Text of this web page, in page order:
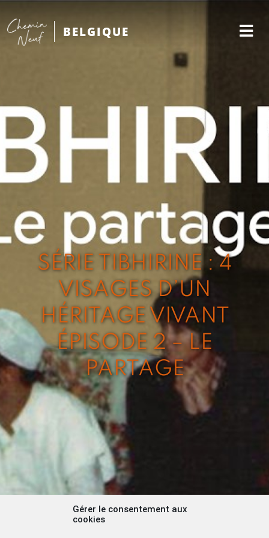
Gérer le consentement aux
cookies
BELGIQUE
SÉRIE TIBHIRINE : 4
VISAGES D’UN
HÉRITAGE VIVANT
ÉPISODE 2 – LE
PARTAGE